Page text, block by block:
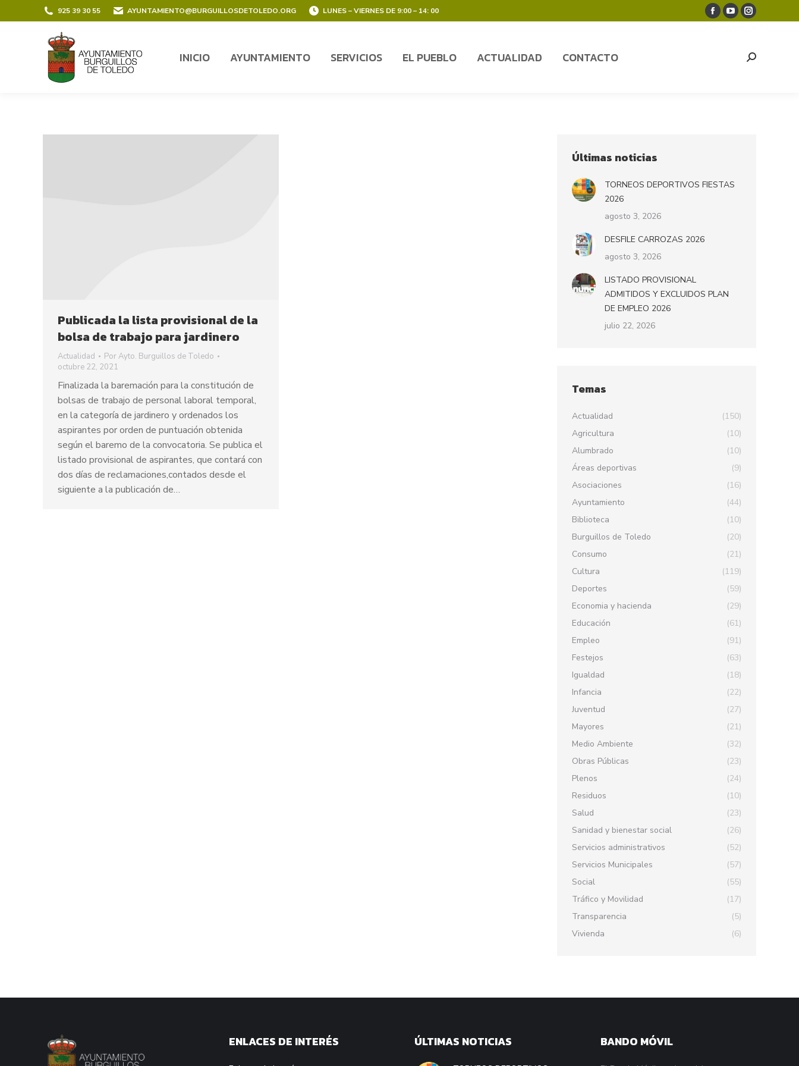
925 39 30 55 AYUNTAMIENTO@BURGUILLOSDETOLEDO.ORG LUNES – VIERNES DE 9:00 – 14: 00
Facebook
YouTubeInstagram
in
INICIO AYUNTAMIENTO SERVICIOS EL PUEBLO ACTUALIDAD CONTACTO Search:
Publicada la lista provisional de la
bolsa de trabajo para jardinero
Actualidad PorAyto. Burguillos de Toledo
octubre 22, 2021
Finalizada la baremación para la constitución de
bolsas de trabajo de personal laboral temporal,
en la categoría de jardinero y ordenados los
aspirantes por orden de puntuación obtenida
según el baremo de la convocatoria. Se publica el
listado provisional de aspirantes, que contará con
dos días de reclamaciones,contados desde el
siguiente a la publicación de…
Últimas noticias
TORNEOS DEPORTIVOS FIESTAS
2026
agosto 3, 2026
DESFILE CARROZAS 2026
agosto 3, 2026
LISTADO PROVISIONAL
ADMITIDOS Y EXCLUIDOS PLAN
DE EMPLEO 2026
julio 22, 2026
Temas
Actualidad
(150)
Agricultura
(10)
Alumbrado
(10)
Áreas deportivas
(9)
Asociaciones
(16)
Ayuntamiento
(44)
Biblioteca
(10)
Burguillos de Toledo
(20)
Consumo
(21)
Cultura
(119)
Deportes
(59)
Economia y hacienda
(29)
Educación
(61)
Empleo
(91)
Festejos
(63)
Igualdad
(18)
Infancia
(22)
Juventud
(27)
Mayores
(21)
Medio Ambiente
(32)
Obras Públicas
(23)
Plenos
(24)
Residuos
(10)
Salud
(23)
Sanidad y bienestar social
(26)
Servicios administrativos
(52)
Servicios Municipales
(57)
Social
(55)
Tráfico y Movilidad
(17)
Transparencia
(5)
Vivienda
(6)
ENLACES DE INTERÉS ÚLTIMAS NOTICIAS BANDO MÓVIL
INICIO AYUNTAMIENTO SERVICIOS EL PUEBLO ACTUALIDAD CONTACTO